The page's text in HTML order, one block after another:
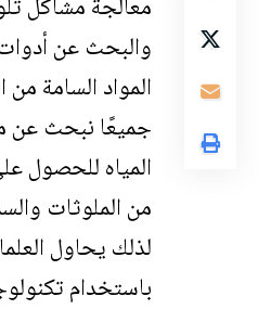
معالجة مشاكل
والبحث عن
المواد السامة
جميعًا نبحث عن
المياه للحصول
من الملوثات
لذلك يحاول
باستخدام